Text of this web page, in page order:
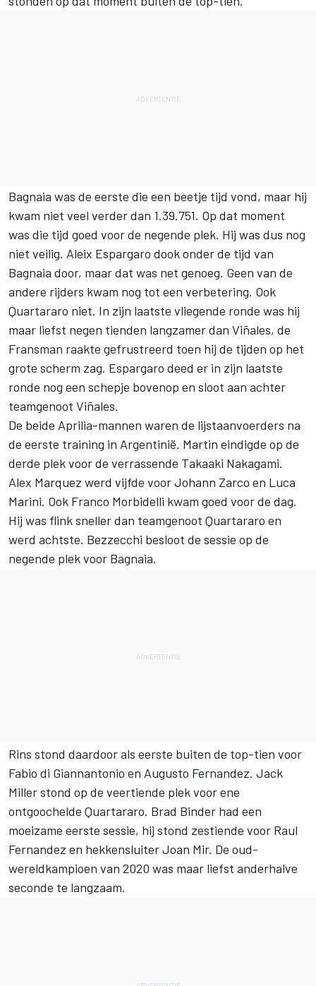
Bagnaia was de eerste die een beetje tijd vond, maar hij
kwam niet veel verder dan 1.39.751. Op dat moment
was die tijd goed voor de negende plek. Hij was dus nog
niet veilig. Aleix Espargaro dook onder de tijd van
Bagnaia door, maar dat was net genoeg. Geen van de
andere rijders kwam nog tot een verbetering. Ook
Quartararo niet. In zijn laatste vliegende ronde was hij
maar liefst negen tienden langzamer dan Viñales, de
Fransman raakte gefrustreerd toen hij de tijden op het
grote scherm zag. Espargaro deed er in zijn laatste
ronde nog een schepje bovenop en sloot aan achter
teamgenoot Viñales.
De beide Aprilia-mannen waren de lijstaanvoerders na
de eerste training in Argentinië. Martin eindigde op de
derde plek voor de verrassende Takaaki Nakagami.
Alex Marquez werd vijfde voorJohann Zarco en Luca
Marini. Ook Franco Morbidelli kwam goed voor de dag.
Hij was flink sneller dan teamgenoot Quartararo en
werd achtste. Bezzecchi besloot de sessie op de
negende plek voor Bagnaia.
Rins stond daardoor als eerste buiten de top-tien voor
Fabio di Giannantonio en Augusto Fernandez. Jack
Millerstond op de veertiende plek voor ene
ontgoochelde Quartararo. Brad Binder had een
moeizame eerste sessie, hij stond zestiende voor Raul
Fernandez en hekkensluiterJoan Mir. De oud-
wereldkampioen van 2020 was maar liefst anderhalve
seconde te langzaam.